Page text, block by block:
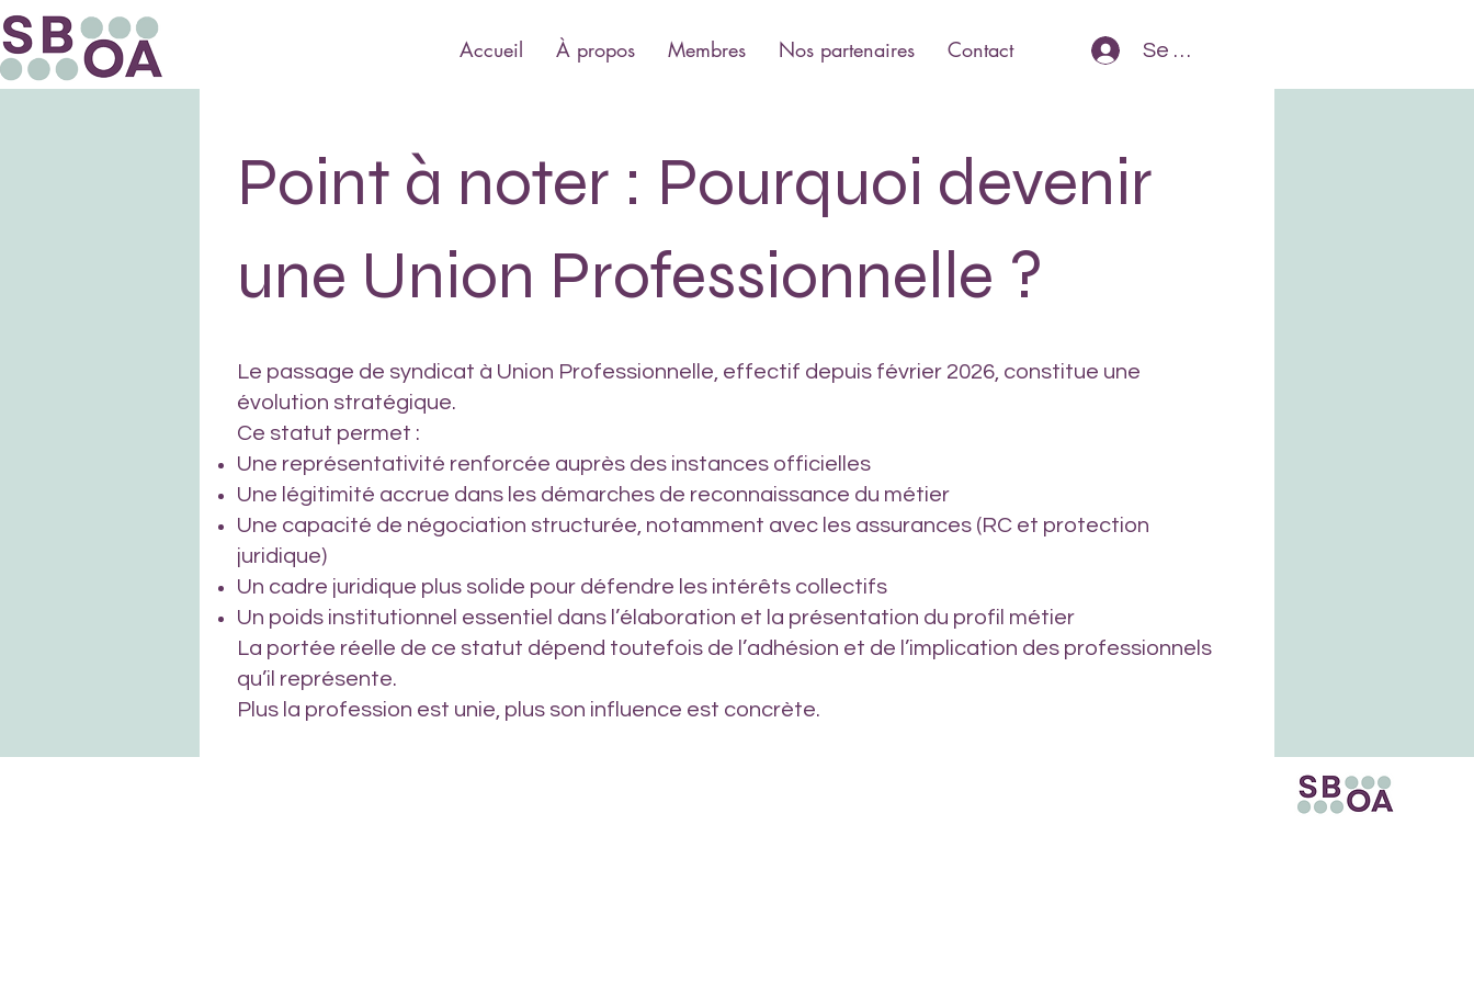
Se Connecter
Accueil À propos Membres Nos partenaires Contact
Point à noter : Pourquoi devenir
une Union Professionnelle ?
Le passage de syndicat à Union Professionnelle, effectif depuis février 2026, constitue une
évolution stratégique.
Ce statut permet :
Une représentativité renforcée auprès des instances officielles
Une légitimité accrue dans les démarches de reconnaissance du métier
Une capacité de négociation structurée, notamment avec les assurances (RC et protection
juridique)
Un cadre juridique plus solide pour défendre les intérêts collectifs
Un poids institutionnel essentiel dans l’élaboration et la présentation du profil métier
La portée réelle de ce statut dépend toutefois de l’adhésion et de l’implication des professionnels
qu’il représente.
Plus la profession est unie, plus son influence est concrète.